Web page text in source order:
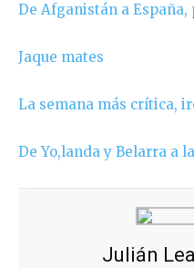
De Afganistán a
Jaque mates
La semana más crítica,
De Yo,landa y Belarra a
Julián